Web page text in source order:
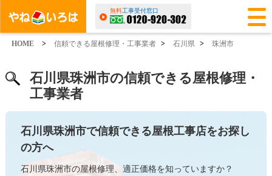
無料工事受付窓口
HOME > 信頼できる屋根修理・工事業者 > 石川県 > 珠洲市
石川県珠洲市の信頼できる屋根修理・
工事業者
石川県珠洲市で信頼できる屋根工事店をお探し
の方へ
石川県珠洲市の屋根修理、適正価格を知っていますか？